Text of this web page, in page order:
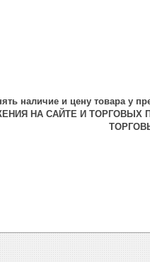
наличие и цену товара у
НА САЙТЕ И